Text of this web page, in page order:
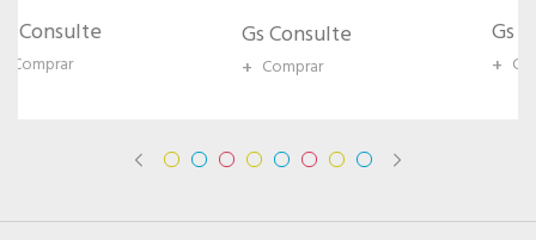
Gs Consulte
+ Comprar
Gs Consulte
+ Comprar